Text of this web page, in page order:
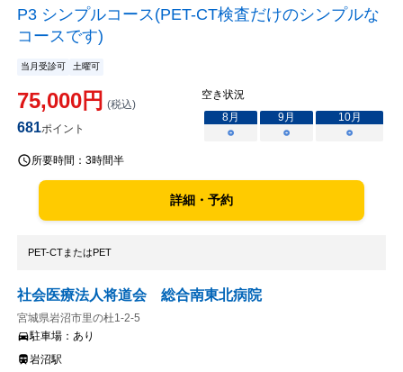
P3 シンプルコース(PET-CT検査だけのシンプルな
コースです)
当月受診可 土曜可
75,000円 (税込)
681ポイント
空き状況
8月 9月 10月
○
○ ○
所要時間： 3時間半
詳細・予約
PET-CTまたはPET
社会医療法人将道会 総合南東北病院
宮城県岩沼市里の杜1-2-5
駐車場： あり
岩沼駅